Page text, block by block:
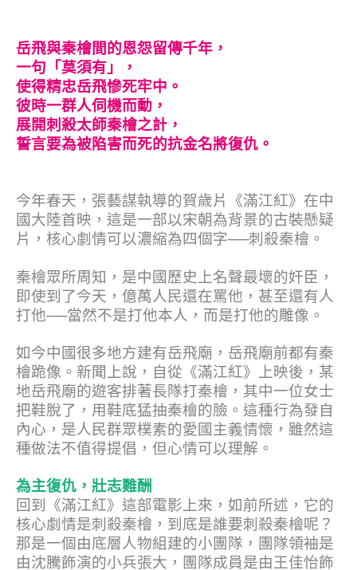
岳飛與秦檜間的恩怨留傳千年，
一句「莫須有」，
使得精忠岳飛慘死牢中。
彼時一群人伺機而動，
展開刺殺太師秦檜之計，
誓言要為被陷害而死的抗金名將復仇。
今年春天，張藝謀執導的賀歲片《滿江紅》在中
國大陸首映，這是一部以宋朝為背景的古裝懸疑
片，核心劇情可以濃縮為四個字──刺殺秦檜。
秦檜眾所周知，是中國歷史上名聲最壞的奸臣，
即使到了今天，億萬人民還在罵他，甚至還有人
打他──當然不是打他本人，而是打他的雕像。
如今中國很多地方建有岳飛廟，岳飛廟前都有秦
檜跪像。新聞上說，自從《滿江紅》上映後，某
地岳飛廟的遊客排著長隊打秦檜，其中一位女士
把鞋脫了，用鞋底猛抽秦檜的臉。這種行為發自
內心，是人民群眾樸素的愛國主義情懷，雖然這
種做法不值得提倡，但心情可以理解。
為主復仇，壯志難酬
回到《滿江紅》這部電影上來，如前所述，它的
核心劇情是刺殺秦檜，到底是誰要刺殺秦檜呢？
那是一個由底層人物組建的小團隊，團隊領袖是
由沈騰飾演的小兵張大，團隊成員是由王佳怡飾